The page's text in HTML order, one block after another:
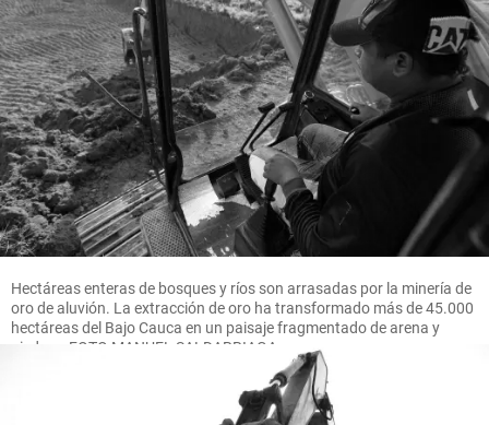
Hectáreas enteras de bosques y ríos son arrasadas por la minería de
oro de aluvión. La extracción de oro ha transformado más de 45.000
hectáreas del Bajo Cauca en un paisaje fragmentado de arena y
piedras. FOTO MANUEL SALDARRIAGA